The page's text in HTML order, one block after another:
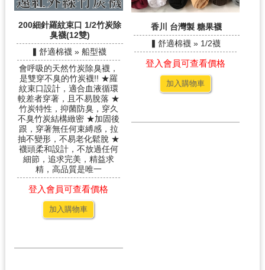
200細針羅紋束口 1/2竹炭除
臭襪(12雙)
▍舒適棉襪 » 船型襪
會呼吸的天然竹炭除臭襪，
是雙穿不臭的竹炭襪!! ★羅
紋束口設計，適合血液循環
較差者穿著，且不易脫落 ★
竹炭特性，抑菌防臭，穿久
不臭竹炭結構緻密 ★加固後
跟，穿著無任何束縛感，拉
抽不變形，不易老化鬆脫 ★
襪頭柔和設計，不放過任何
細節，追求完美，精益求
精，高品質是唯一
登入會員可查看價格
加入購物車
香川 台灣製 糖果襪
▍舒適棉襪 » 1/2襪
登入會員可查看價格
加入購物車